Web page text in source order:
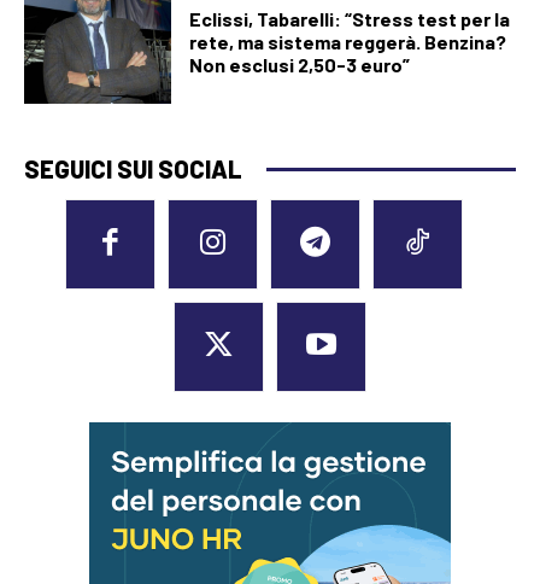
Eclissi, Tabarelli: “Stress test per la
rete, ma sistema reggerà. Benzina?
Non esclusi 2,50-3 euro”
SEGUICI SUI SOCIAL